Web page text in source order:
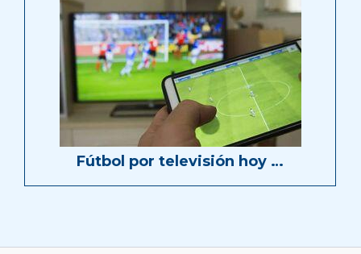
Fútbol por televisión hoy …